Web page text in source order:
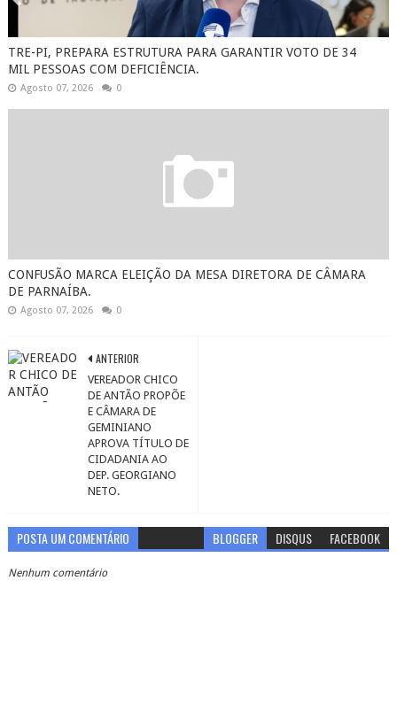
TRE-PI, PREPARA ESTRUTURA PARA GARANTIR VOTO DE 34
MIL PESSOAS COM DEFICIÊNCIA.
Agosto 07, 2026 0
CONFUSÃO MARCA ELEIÇÃO DA MESA DIRETORA DE CÂMARA
DE PARNAÍBA.
Agosto 07, 2026 0
ANTERIOR
VEREADOR CHICO
DE ANTÃO PROPÕE
E CÂMARA DE
GEMINIANO
APROVA TÍTULO DE
CIDADANIA AO
DEP. GEORGIANO
NETO.
POSTA UM COMENTÁRIO BLOGGER DISQUS FACEBOOK
Nenhum comentário